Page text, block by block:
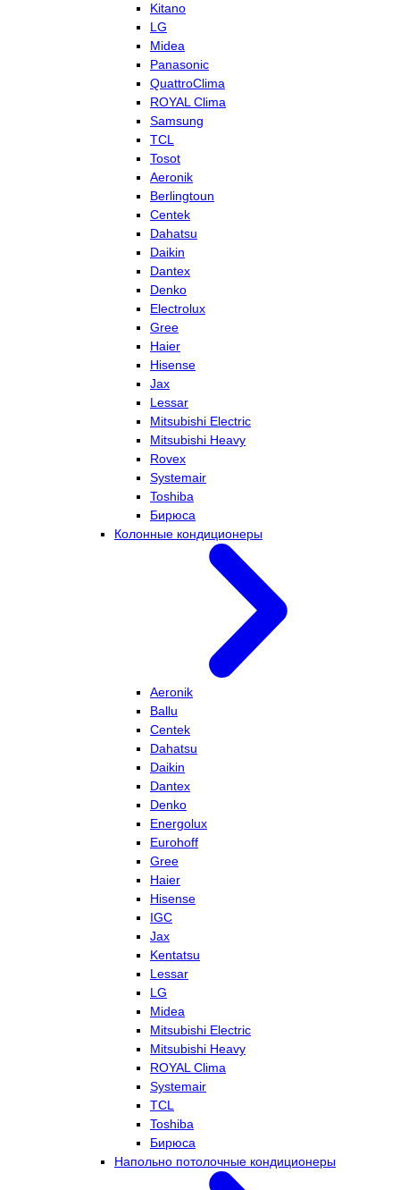
Kitano
LG
Midea
Panasonic
QuattroClima
ROYAL Clima
Samsung
TCL
Tosot
Aeronik
Berlingtoun
Centek
Dahatsu
Daikin
Dantex
Denko
Electrolux
Gree
Haier
Hisense
Jax
Lessar
Mitsubishi Electric
Mitsubishi Heavy
Rovex
Systemair
Toshiba
Бирюса
Колонные кондиционеры
Aeronik
Ballu
Centek
Dahatsu
Daikin
Dantex
Denko
Energolux
Eurohoff
Gree
Haier
Hisense
IGC
Jax
Kentatsu
Lessar
LG
Midea
Mitsubishi Electric
Mitsubishi Heavy
ROYAL Clima
Systemair
TCL
Toshiba
Бирюса
Напольно потолочные кондиционеры